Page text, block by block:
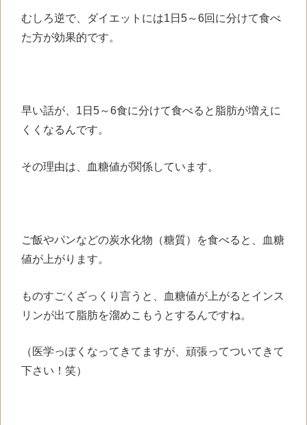
むしろ逆で、ダイエットには1日5～6回に分けて食べ
た方が効果的です。
早い話が、1日5～6食に分けて食べると脂肪が増えに
くくなるんです。
その理由は、血糖値が関係しています。
ご飯やパンなどの炭水化物（糖質）を食べると、血糖
値が上がります。
ものすごくざっくり言うと、血糖値が上がるとインス
リンが出て脂肪を溜めこもうとするんですね。
（医学っぽくなってきてますが、頑張ってついてきて
下さい！笑）